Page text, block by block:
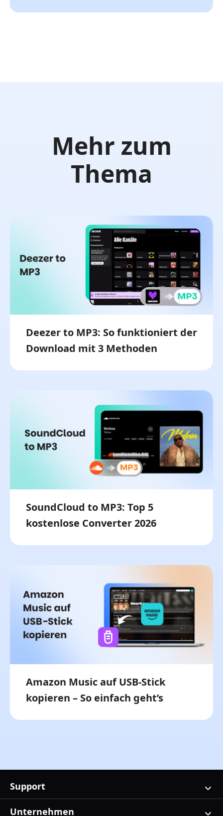
Mehr zum
Thema
Deezer to MP3: So funktioniert der
Download mit 3 Methoden
SoundCloud to MP3: Top 5
kostenlose Converter 2026
Amazon Music auf USB-Stick
kopieren – So einfach geht’s
Support
Unternehmen